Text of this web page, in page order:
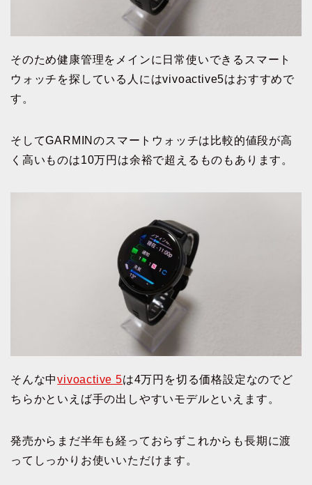
そのため健康管理をメインに日常使いできるスマート
ウォッチを探している人にはvivoactive5はおすすめで
す。
そしてGARMINのスマートウォッチは比較的値段が高
く高いものは10万円は余裕で超えるものもあります。
そんな中vivoactive 5は4万円を切る価格設定なのでど
ちらかといえば手の出しやすいモデルといえます。
発売からまだ半年も経っておらずこれからも長期に渡
ってしっかりお使いいただけます。